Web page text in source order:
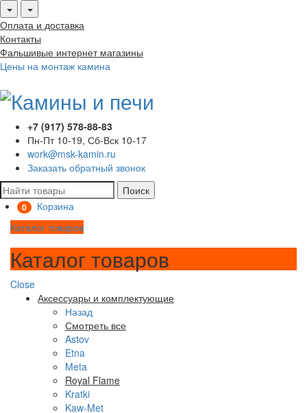
Оплата и доставка
Контакты
Фальшивые интернет магазины
Цены на монтаж камина
+7 (917) 578-88-83
Пн-Пт 10-19, Сб-Вск 10-17
work@msk-kamin.ru
Заказать обратный звонок
Поиск
0
Корзина
Каталог товаров
Каталог товаров
Close
Аксессуары и комплектующие
Назад
Смотреть все
Astov
Etna
Meta
Royal Flame
Kratki
Kaw-Met